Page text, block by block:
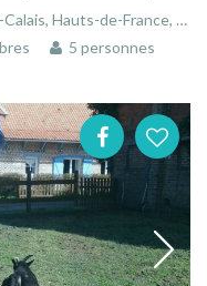
Hauts-de-France, France
5 personnes